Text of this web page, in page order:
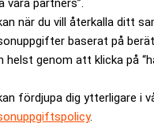
våra partners”.
när du vill återkalla ditt
baserat på
helst genom att klicka på
fördjupa dig ytterligare i
.
inför en utländsk
All fokus är på
och USA har sett två
dom närmaste